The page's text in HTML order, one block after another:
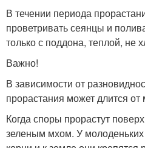
В течении периода
проветривать сеянцы и
только с поддона, теплой, не
Важно!
В зависимости от
прорастания может длится от
Когда споры прорастут
зеленым мхом. У молоденьких